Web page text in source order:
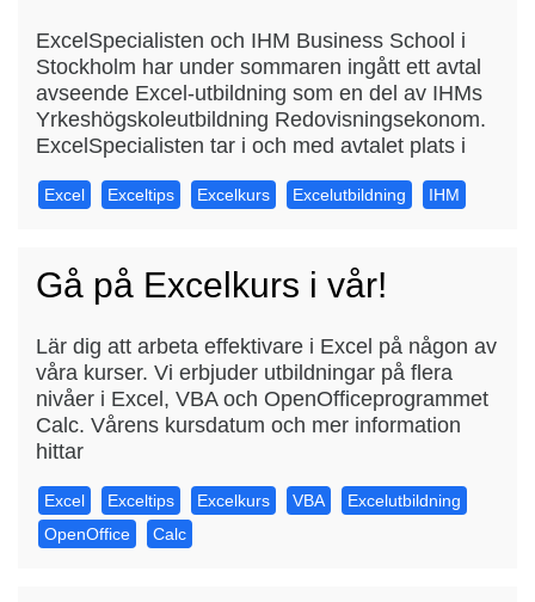
ExcelSpecialisten och IHM Business School i
Stockholm har under sommaren ingått ett avtal
avseende Excel-utbildning som en del av IHMs
Yrkeshögskoleutbildning Redovisningsekonom.
ExcelSpecialisten tar i och med avtalet plats i
Excel Exceltips Excelkurs Excelutbildning IHM
Gå på Excelkurs i vår!
Lär dig att arbeta effektivare i Excel på någon av
våra kurser. Vi erbjuder utbildningar på flera
nivåer i Excel, VBA och OpenOfficeprogrammet
Calc. Vårens kursdatum och mer information
hittar
Excel Exceltips Excelkurs VBA
Excelutbildning
OpenOffice
Calc